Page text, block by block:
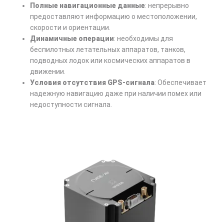
Полные навигационные данные: непрерывно
предоставляют информацию о местоположении,
скорости и ориентации.
Динамичные операции: необходимы для
беспилотных летательных аппаратов, танков,
подводных лодок или космических аппаратов в
движении.
Условия отсутствия GPS-сигнала: Обеспечивает
надежную навигацию даже при наличии помех или
недоступности сигнала.